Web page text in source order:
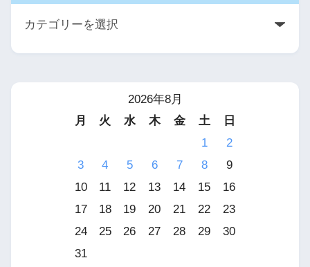
2026年8月
月
火 水 木 金 土
日
1
2
3
4 5 6 7 8
9
10
11 12 13 14 15
16
17
18 19 20 21 22
23
24
25 26 27 28 29
30
31